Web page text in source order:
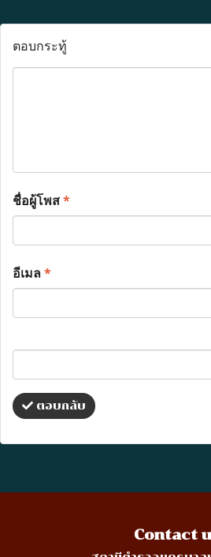
ตอบกระทู้
ชื่อผู้โพส*
อีเมล*
ตอบกลับ
Contact